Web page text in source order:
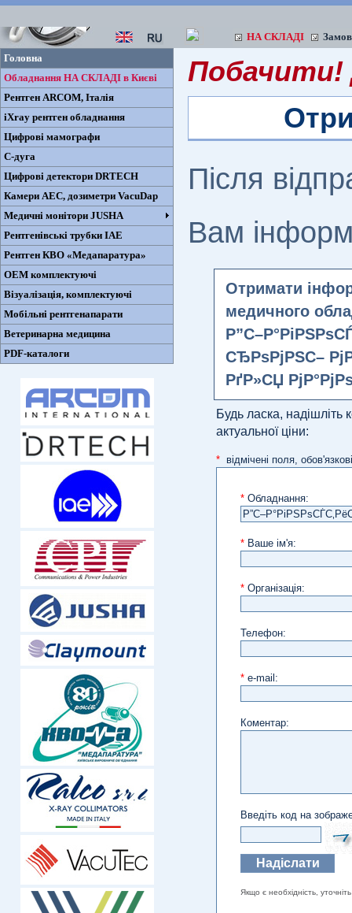
НА СКЛАДІ
Головна
Обладнання НА СКЛАДІ в Києві
Рентген ARCOM, Iталiя
iXray рентген обладнання
Цифрові мамографи
С-дуга
Цифрові детектори DRTECH
Камери AEC, дозиметри VacuDap
Медичні монітори JUSHA
Рентгенівські трубки IAE
Рентген КВО «Медапаратура»
ОЕМ комплектуючі
Візуалізація, комплектуючі
Мобільні рентгенапарати
Ветеринарна медицина
PDF-каталоги
Побачити!
Після
Вам
Отримати
медичного
СЂРѕРјРЅС–
РґР»СЏ
Будь ласка, надішліть
актуальної ціни:
* відмічені поля,
* Обладнання:
* Ваше ім'я:
* Організація:
Телефон:
* e-mail:
Коментар:
Введіть код на
Якщо є необхідність,